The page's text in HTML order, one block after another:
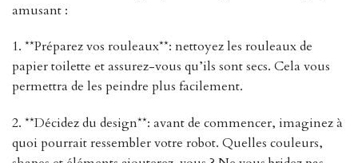
amusant :
1. **Préparez vos rouleaux**: nettoyez les rouleaux de
papier toilette et assurez-vous qu’ils sont secs. Cela vous
permettra de les peindre plus facilement.
2. **Décidez du design**: avant de commencer, imaginez à
quoi pourrait ressembler votre robot. Quelles couleurs,